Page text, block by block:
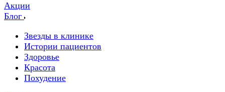
Акции
Блог
Звезды в клинике
Истории пациентов
Здоровье
Красота
Похудение